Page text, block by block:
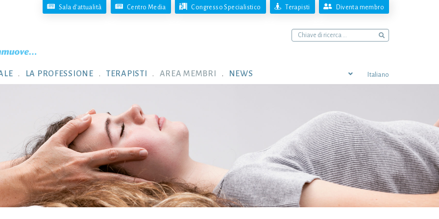
Sala d'attualità Centro Media Congresso Specialistico Terapisti Diventa membro
LA PROFESSIONE TERAPISTI AREA MEMBRI NEWS Italiano